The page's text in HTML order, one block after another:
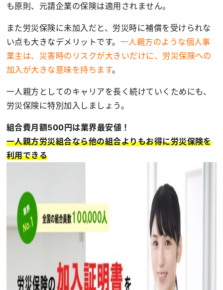
も原則、元請企業の保険は適用されません。
また労災保険に未加入だと、労災時に補償を受けられな
い点も大きなデメリットです。 一人親方のような個人事
業主は、災害時のリスクが大きいだけに、労災保険への
加入が大きな意味を持ちます。
一人親方としてのキャリアを長く続けていくためにも、
労災保険に特別加入しましょう。
組合費月額500円は業界最安値！
一人親方労災組合なら他の組合よりもお得に労災保険を
利用できる